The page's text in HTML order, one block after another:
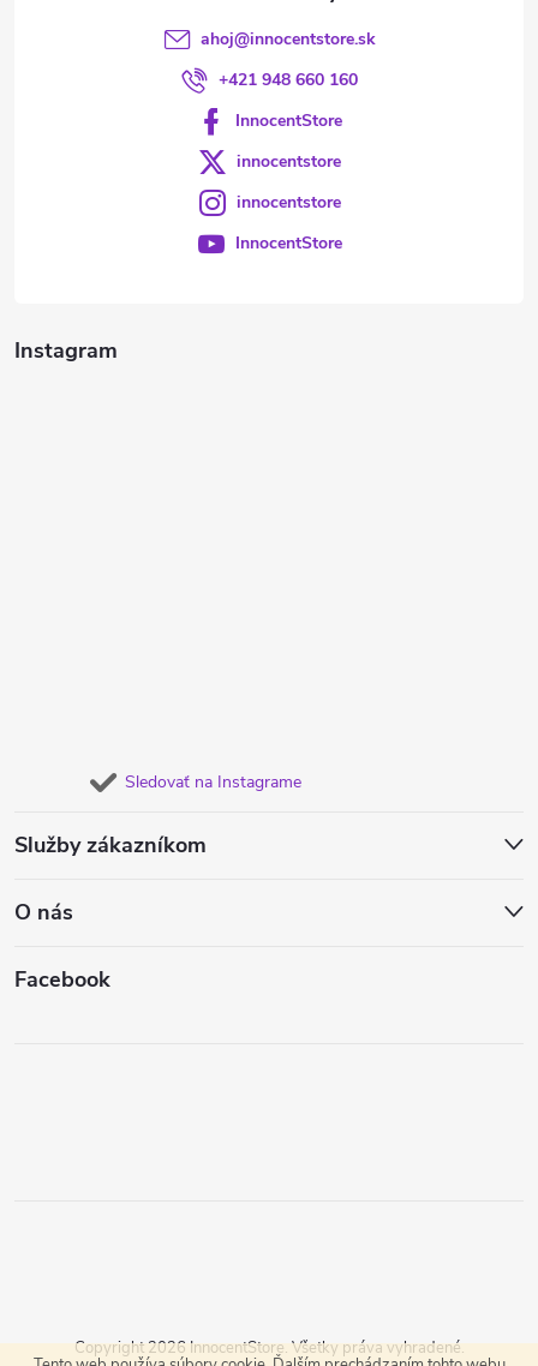
Instagram
Sledovať na Instagrame
Služby zákazníkom
O nás
Facebook
ahoj@innocentstore.sk
+421 948 660 160
InnocentStore
innocentstore
innocentstore
InnocentStore
Copyright 2026 InnocentStore. Všetky práva vyhradené.